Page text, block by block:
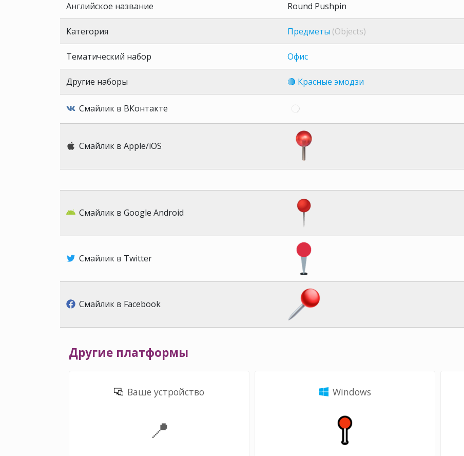
Английское название Round Pushpin
Категория Предметы (Objects)
Тематический набор Офис
Другие наборы 🔴 Красные эмодзи
Смайлик в ВКонтакте
Смайлик в Apple/iOS
Смайлик в Google Android
Смайлик в Twitter
Смайлик в Facebook
Другие платформы
Ваше устройство
📍
Windows